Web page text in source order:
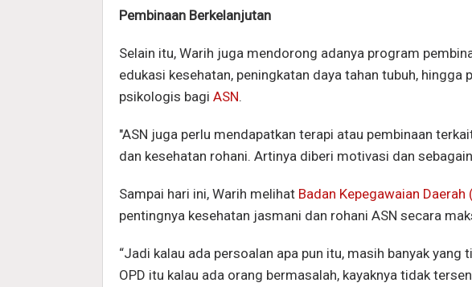
Pembinaan Berkelanjutan
Selain itu, Warih juga mendorong adanya program
edukasi kesehatan, peningkatan daya tahan tubuh,
psikologis bagi ASN.
"ASN juga perlu mendapatkan terapi atau pembinaan
dan kesehatan rohani. Artinya diberi motivasi dan
Sampai hari ini, Warih melihat Badan Kepegawaian Daerah
pentingnya kesehatan jasmani dan rohani ASN secara
“Jadi kalau ada persoalan apa pun itu, masih banyak yang
OPD itu kalau ada orang bermasalah, kayaknya tidak